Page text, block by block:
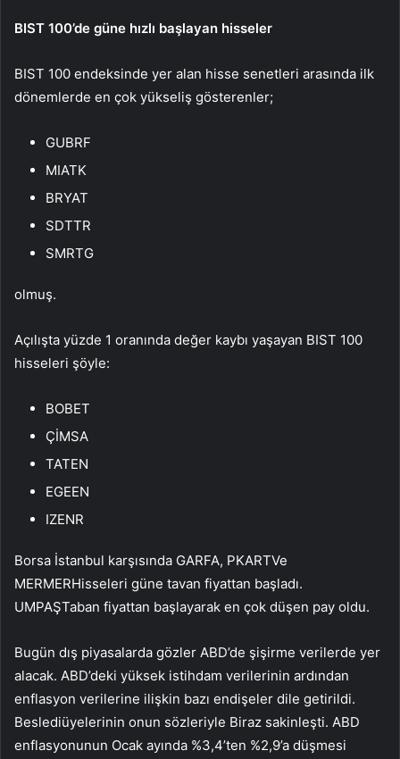
BIST 100’de güne hızlı başlayan hisseler
BIST 100 endeksinde yer alan hisse senetleri arasında ilk
dönemlerde en çok yükseliş gösterenler;
GUBRF
MIATK
BRYAT
SDTTR
SMRTG
olmuş.
Açılışta yüzde 1 oranında değer kaybı yaşayan BIST 100
hisseleri şöyle:
BOBET
ÇİMSA
TATEN
EGEEN
IZENR
Borsa İstanbul karşısında GARFA, PKARTVe
MERMERHisseleri güne tavan fiyattan başladı.
UMPAŞTaban fiyattan başlayarak en çok düşen pay oldu.
Bugün dış piyasalarda gözler ABD’de şişirme verilerde yer
alacak. ABD’deki yüksek istihdam verilerinin ardından
enflasyon verilerine ilişkin bazı endişeler dile getirildi.
Beslediüyelerinin onun sözleriyle Biraz sakinleşti. ABD
enflasyonunun Ocak ayında %3,4’ten %2,9’a düşmesi